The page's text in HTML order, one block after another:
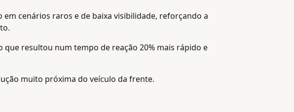
cenários raros e de baixa visibilidade, reforçando a
que resultou num tempo de reação 20% mais rápido e
muito próxima do veículo da frente.